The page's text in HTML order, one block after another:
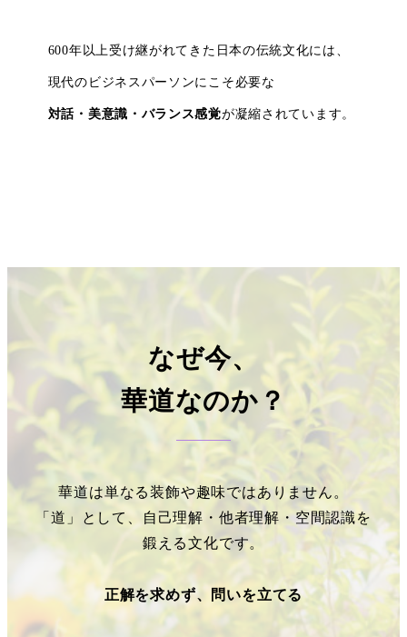
600年以上受け継がれてきた日本の伝統文化には、
現代のビジネスパーソンにこそ必要な
対話・美意識・バランス感覚が凝縮されています。
なぜ今、
華道なのか？
華道は単なる装飾や趣味ではありません。
「道」として、自己理解・他者理解・空間認識を
鍛える文化です。
正解を求めず、問いを立てる